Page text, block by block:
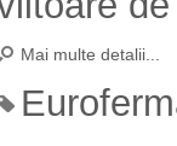
Mai multe detalii...